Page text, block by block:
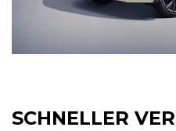
SCHNELLER